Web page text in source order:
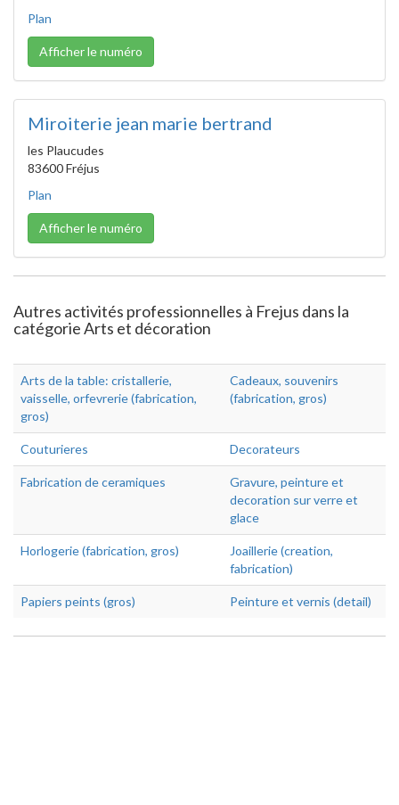
Plan
Afficher le numéro
Miroiterie jean marie bertrand
les Plaucudes
83600 Fréjus
Plan
Afficher le numéro
Autres activités professionnelles à Frejus dans la
catégorie Arts et décoration
Arts de la table: cristallerie,
vaisselle, orfevrerie (fabrication,
gros)
Cadeaux, souvenirs
(fabrication, gros)
Couturieres Decorateurs
Fabrication de ceramiques
Gravure, peinture et
decoration sur verre et
glace
Horlogerie (fabrication, gros)
Joaillerie (creation,
fabrication)
Papiers peints (gros) Peinture et vernis (detail)